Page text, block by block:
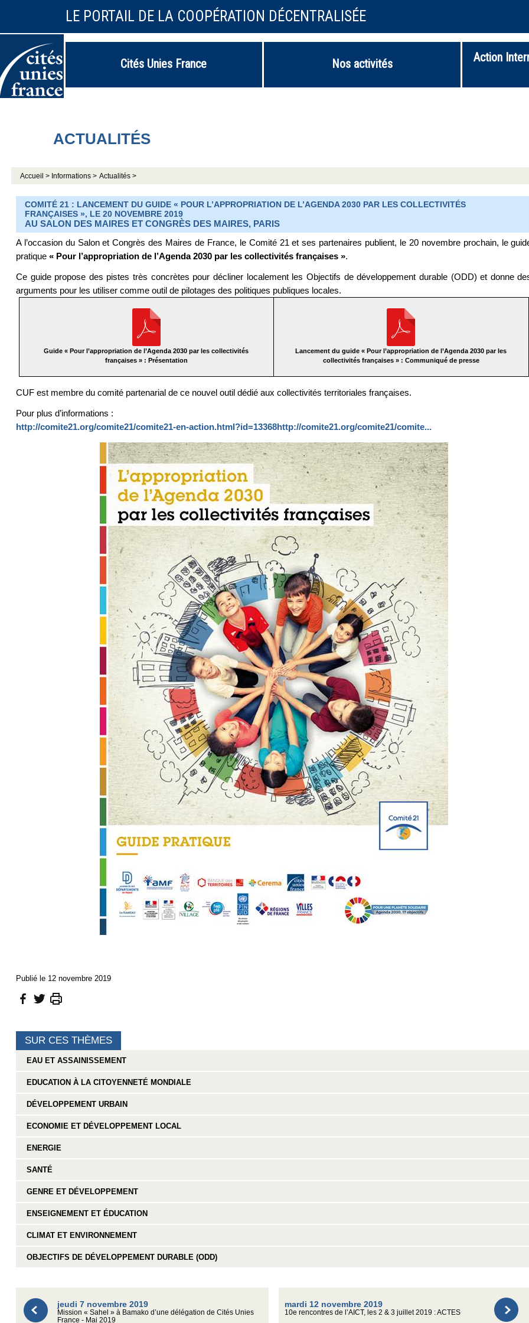
LE PORTAIL DE LA COOPÉRATION DÉCENTRALISÉE
Cités Unies France Nos activités
Action
ACTUALITÉS
Accueil > Informations > Actualités >
COMITÉ 21 : LANCEMENT DU GUIDE « POUR L’APPROPRIATION DE L’AGENDA 2030 PAR LES COLLECTIVITÉS
FRANÇAISES », LE 20 NOVEMBRE 2019
AU SALON DES MAIRES ET CONGRÈS DES MAIRES, PARIS
A l’occasion du Salon et Congrès des Maires de France, le Comité 21 et ses partenaires publient, le 20 novembre prochain, le
pratique« Pour l’appropriation de l’Agenda 2030 par les collectivités françaises ».
Ce guide propose des pistes très concrètes pour décliner localement les Objectifs de développement durable (ODD) et donne
arguments pour les utiliser comme outil de pilotages des politiques publiques locales.
Guide « Pour l’appropriation de l’Agenda 2030 par les collectivités
françaises » : Présentation
Lancement du guide « Pour l’appropriation de l’Agenda 2030 par les
collectivités françaises » : Communiqué de presse
CUF est membre du comité partenarial de ce nouvel outil dédié aux collectivités territoriales françaises.
Pour plus d’informations :
http://comite21.org/comite21/comite21-en-action.html?id=13368http://comite21.org/comite21/comite...
Publié le 12 novembre 2019
SUR CES THÈMES
EAU ET ASSAINISSEMENT
EDUCATION À LA CITOYENNETÉ MONDIALE
DÉVELOPPEMENT URBAIN
ECONOMIE ET DÉVELOPPEMENT LOCAL
ENERGIE
SANTÉ
GENRE ET DÉVELOPPEMENT
ENSEIGNEMENT ET ÉDUCATION
CLIMAT ET ENVIRONNEMENT
OBJECTIFS DE DÉVELOPPEMENT DURABLE (ODD)
jeudi 7 novembre 2019
Mission « Sahel » à Bamako d’une délégation de Cités Unies
France - Mai 2019
mardi 12 novembre 2019
10e rencontres de l’AICT, les 2 & 3 juillet 2019 : ACTES